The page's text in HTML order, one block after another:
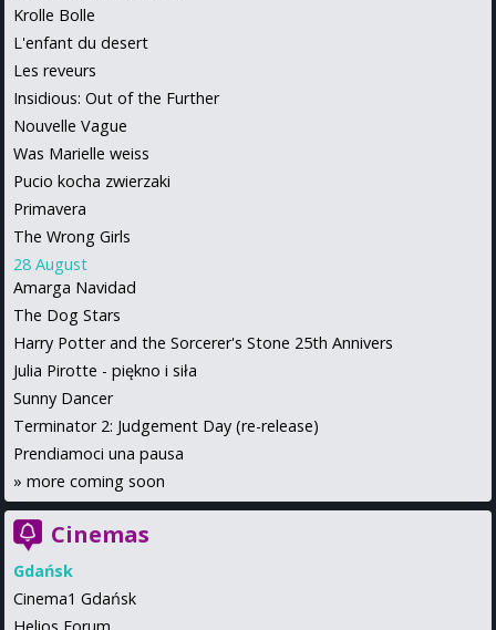
Krolle Bolle
L'enfant du desert
Les reveurs
Insidious: Out of the Further
Nouvelle Vague
Was Marielle weiss
Pucio kocha zwierzaki
Primavera
The Wrong Girls
28 August
Amarga Navidad
The Dog Stars
Harry Potter and the Sorcerer's Stone 25th Annivers
Julia Pirotte - piękno i siła
Sunny Dancer
Terminator 2: Judgement Day (re-release)
Prendiamoci una pausa
» more coming soon
Cinemas
Gdańsk
Cinema1 Gdańsk